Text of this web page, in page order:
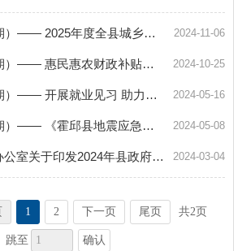
2024-11-06
访谈公告（第73期）—— 2025年度全县城乡居民基本医疗保险参保缴费解答
2024-10-25
访谈公告（第72期）—— 惠民惠农财政补贴资金管理发放解答
2024-05-16
访谈公告（第71期）—— 开展就业见习 助力青年就业
2024-05-08
访谈公告（第70期）—— 《霍邱县地震应急预案》政策解读
2024-03-04
霍邱县人民政府办公室关于印发2024年县政府网站“在线访谈”工作计划的通知
1 2 下一页 尾页 共2页
跳至 确认